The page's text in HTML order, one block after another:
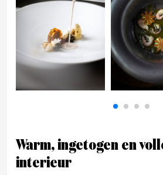
Warm, ingetogen en
interieur